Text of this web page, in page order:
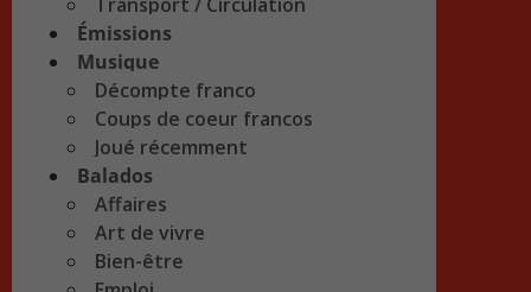
Émissions
Musique
Décompte franco
Coups de coeur francos
Joué récemment
Balados
Affaires
Art de vivre
Bien-être